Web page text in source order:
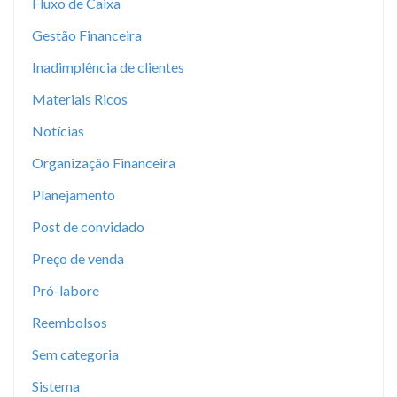
Gestão Financeira
Inadimplência de clientes
Materiais Ricos
Notícias
Organização Financeira
Planejamento
Post de convidado
Preço de venda
Pró-labore
Reembolsos
Sem categoria
Sistema